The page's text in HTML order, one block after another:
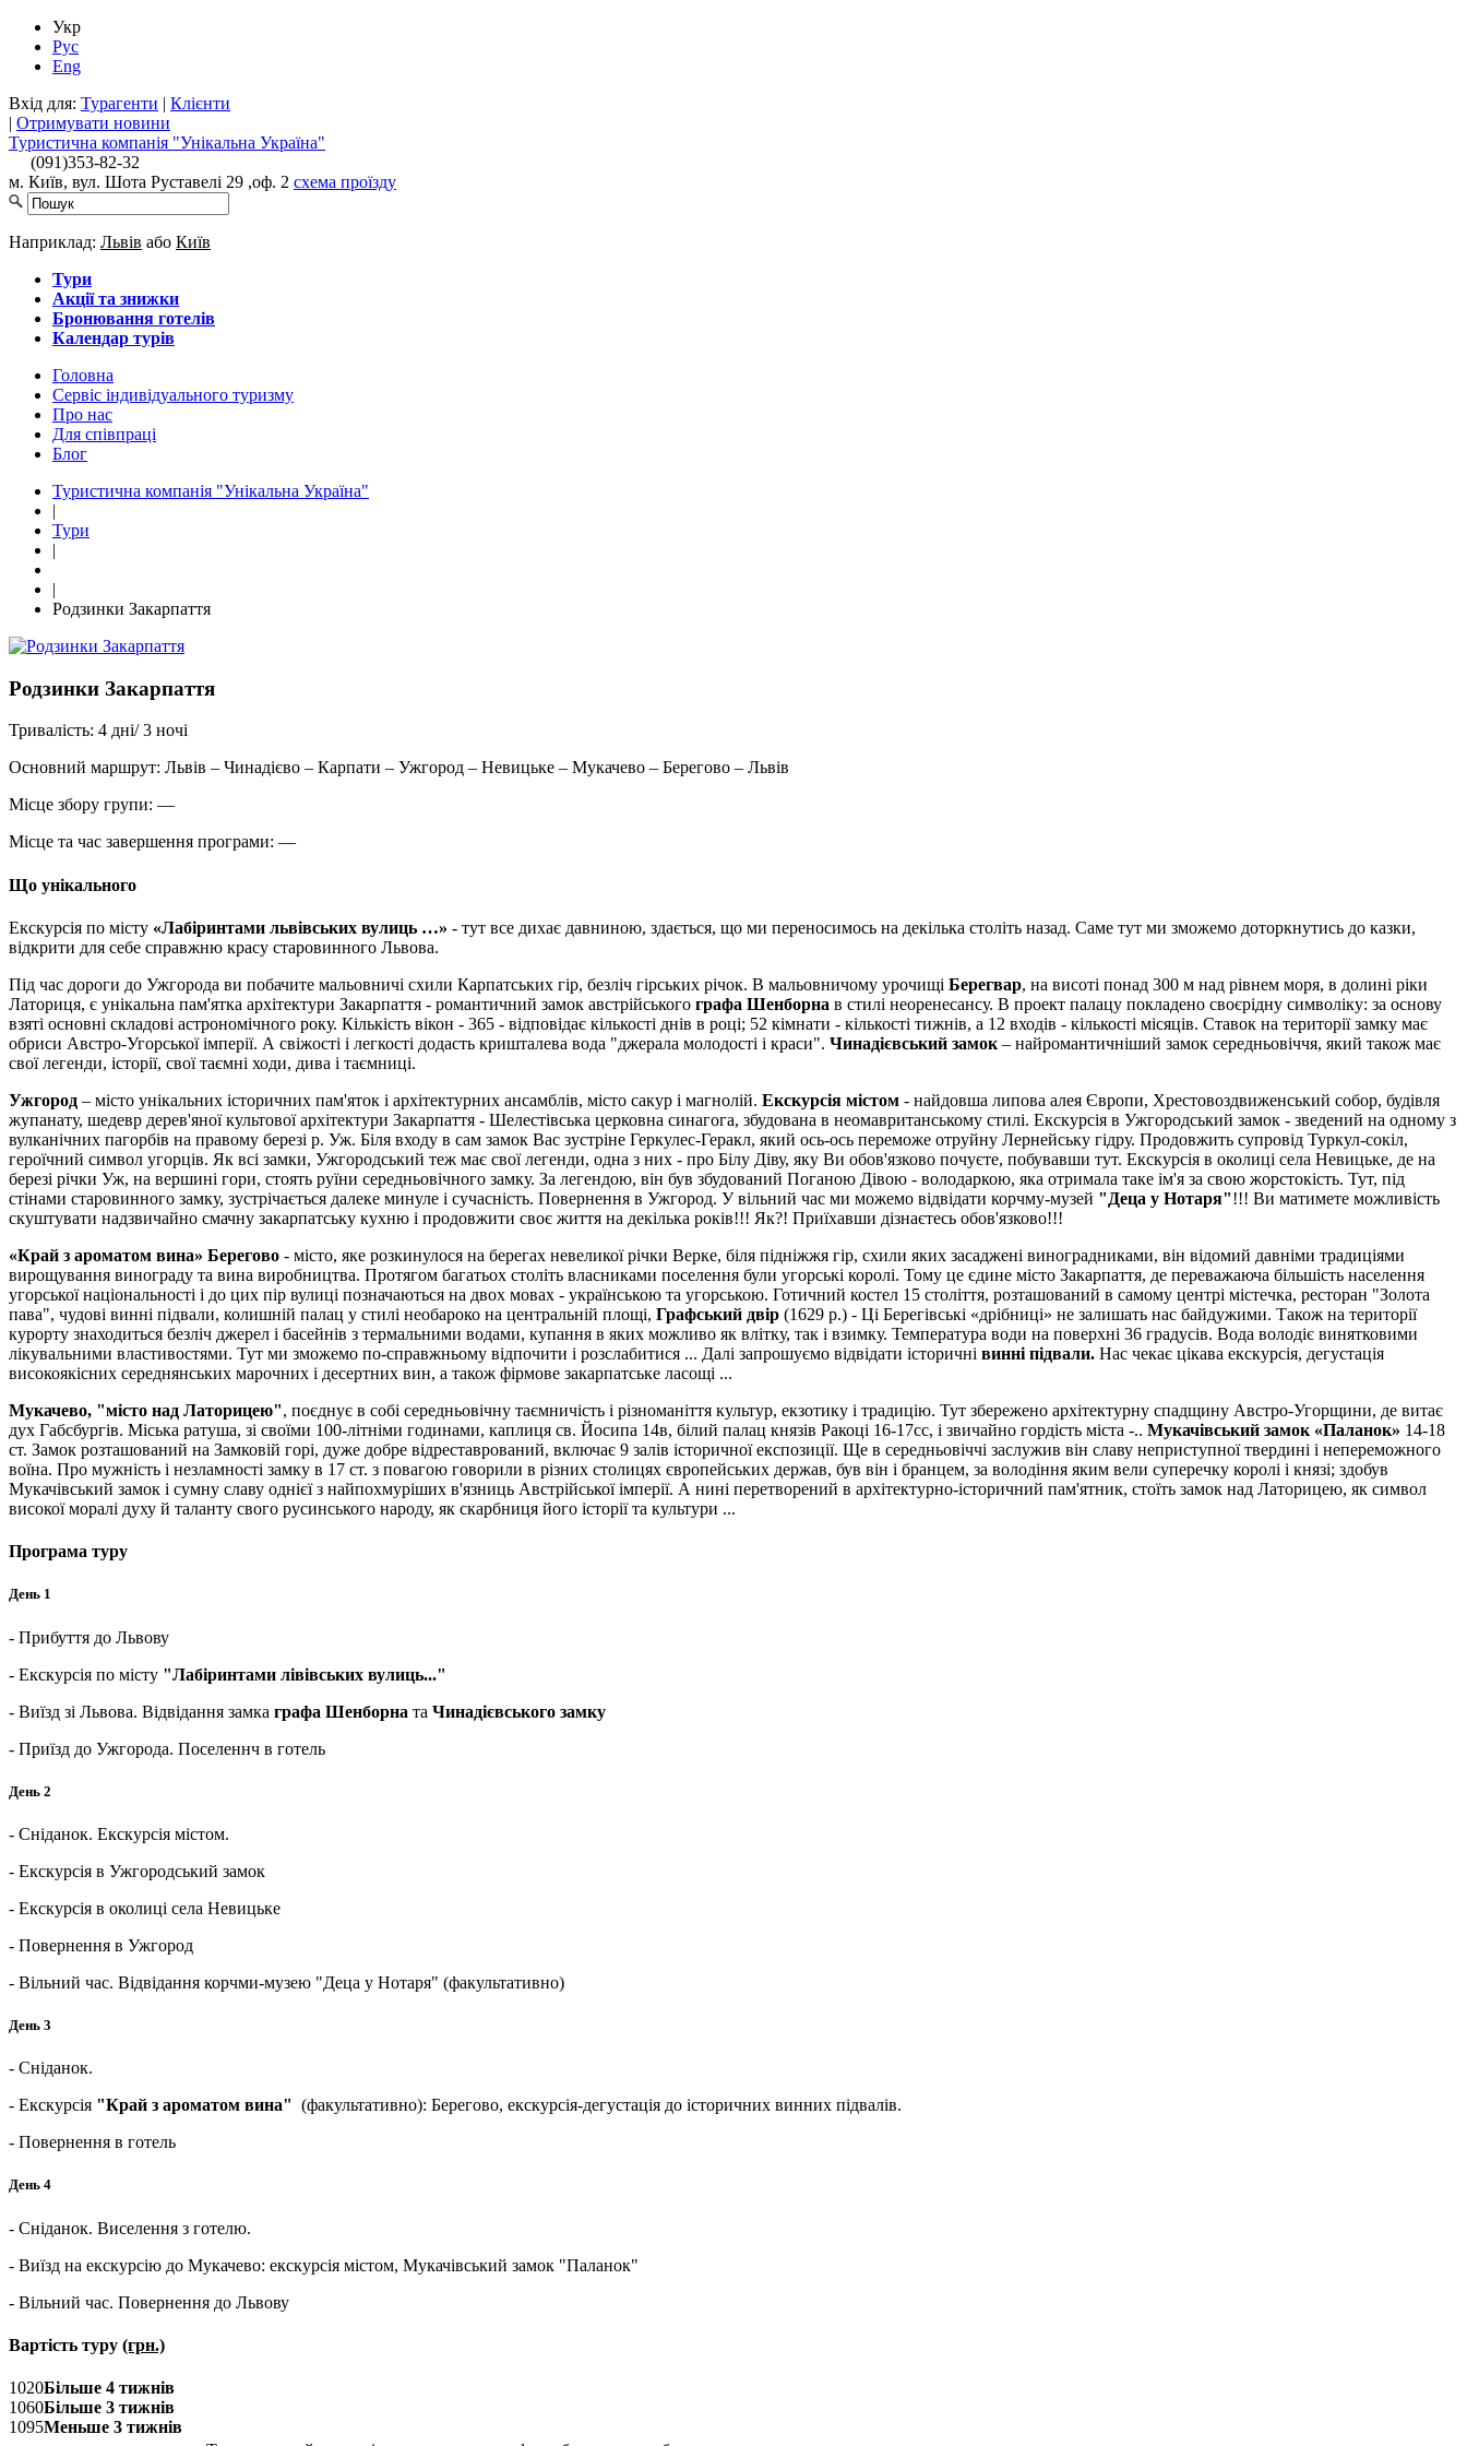
Укр
Рус
Eng
Вхід для: Турагенти | Клієнти
| Отримувати новини
Туристична компанія "Унікальна Україна"
(091)353-82-32
м. Київ, вул. Шота Руставелі 29 ,оф. 2 схема проїзду
Наприклад: Львів або Київ
Тури
Акції та знижки
Бронювання готелів
Календар турів
Головна
Сервіс індивідуального туризму
Про нас
Для cпівпраці
Блог
Туристична компанія "Унікальна Україна"
|
Тури
|
|
Родзинки Закарпаття
Родзинки Закарпаття
Тривалiсть: 4 дні/ 3 ночі
Основний маршрут: Львів – Чинадієво – Карпати – Ужгород – Невицьке – Мукачево – Берегово – Львів
Місце збору групи: —
Місце та час завершення програми: —
Що унікального
Екскурсія по місту «Лабіринтами львівських вулиць …» - тут все дихає давниною, здається, що ми переносимось на декілька століть назад. Саме тут ми зможемо доторкнутись до казки,
відкрити для себе справжню красу старовинного Львова.
Під час дороги до Ужгорода ви побачите мальовничі схили Карпатських гір, безліч гірських річок. В мальовничому урочищі Берегвар, на висоті понад 300 м над рівнем моря, в долині ріки
Латориця, є унікальна пам'ятка архітектури Закарпаття - романтичний замок австрійського графа Шенборна в стилі неоренесансу. В проект палацу покладено своєрідну символіку: за основу
взяті основні складові астрономічного року. Кількість вікон - 365 - відповідає кількості днів в році; 52 кімнати - кількості тижнів, а 12 входів - кількості місяців. Ставок на території замку має
обриси Австро-Угорської імперії. А свіжості і легкості додасть кришталева вода "джерала молодості і краси". Чинадієвський замок – найромантичніший замок середньовіччя, який також має
свої легенди, історії, свої таємні ходи, дива і таємниці.
Ужгород – місто унікальних історичних пам'яток і архітектурних ансамблів, місто сакур і магнолій. Екскурсія містом - найдовша липова алея Європи, Хрестовоздвиженський собор, будівля
жупанату, шедевр дерев'яної культової архітектури Закарпаття - Шелестівська церковна синагога, збудована в неомавританському стилі. Екскурсія в Ужгородський замок - зведений на одному з
вулканічних пагорбів на правому березі р. Уж. Біля входу в сам замок Вас зустріне Геркулес-Геракл, який ось-ось переможе отруйну Лернейську гідру. Продовжить супровід Туркул-сокіл,
героїчний символ угорців. Як всі замки, Ужгородський теж має свої легенди, одна з них - про Білу Діву, яку Ви обов'язково почуєте, побувавши тут. Екскурсія в околиці села Невицьке, де на
березі річки Уж, на вершині гори, стоять руїни середньовічного замку. За легендою, він був збудований Поганою Дівою - володаркою, яка отримала таке ім'я за свою жорстокість. Тут, під
стінами старовинного замку, зустрічається далеке минуле і сучасність. Повернення в Ужгород. У вільний час ми можемо відвідати корчму-музей "Деца у Нотаря"!!! Ви матимете можливість
скуштувати надзвичайно смачну закарпатську кухню і продовжити своє життя на декілька років!!! Як?! Приїхавши дізнаєтесь обов'язково!!!
«Край з ароматом вина» Берегово - місто, яке розкинулося на берегах невеликої річки Верке, біля підніжжя гір, схили яких засаджені виноградниками, він відомий давніми традиціями
вирощування винограду та вина виробництва. Протягом багатьох століть власниками поселення були угорські королі. Тому це єдине місто Закарпаття, де переважаюча більшість населення
угорської національності і до цих пір вулиці позначаються на двох мовах - українською та угорською. Готичний костел 15 століття, розташований в самому центрі містечка, ресторан "Золота
пава", чудові винні підвали, колишній палац у стилі необароко на центральній площі, Графський двір (1629 р.) - Ці Берегівські «дрібниці» не залишать нас байдужими. Також на території
курорту знаходиться безліч джерел і басейнів з термальними водами, купання в яких можливо як влітку, так і взимку. Температура води на поверхні 36 градусів. Вода володіє винятковими
лікувальними властивостями. Тут ми зможемо по-справжньому відпочити і розслабитися ... Далі запрошуємо відвідати історичні винні підвали. Нас чекає цікава екскурсія, дегустація
високоякісних середнянських марочних і десертних вин, а також фірмове закарпатське ласощі ...
Мукачево, "місто над Латорицею", поєднує в собі середньовічну таємничість і різноманіття культур, екзотику і традицію. Тут збережено архітектурну спадщину Австро-Угорщини, де витає
дух Габсбургів. Міська ратуша, зі своїми 100-літніми годинами, каплиця св. Йосипа 14в, білий палац князів Ракоці 16-17сс, і звичайно гордість міста -.. Мукачівський замок «Паланок» 14-18
ст. Замок розташований на Замковій горі, дуже добре відреставрований, включає 9 залів історичної експозиції. Ще в середньовіччі заслужив він славу неприступної твердині і непереможного
воїна. Про мужність і незламності замку в 17 ст. з повагою говорили в різних столицях європейських держав, був він і бранцем, за володіння яким вели суперечку королі і князі; здобув
Мукачівський замок і сумну славу однієї з найпохмуріших в'язниць Австрійської імперії. А нині перетворений в архітектурно-історичний пам'ятник, стоїть замок над Латорицею, як символ
високої моралі духу й таланту свого русинського народу, як скарбниця його історії та культури ...
Програма туру
День 1
- Прибуття до Львову
- Екскурсія по місту "Лабіринтами лівівських вулиць..."
- Виїзд зі Львова. Відвідання замка графа Шенборна та Чинадієвського замку
- Приїзд до Ужгорода. Поселеннч в готель
День 2
- Сніданок. Екскурсія містом.
- Екскурсія в Ужгородський замок
- Екскурсія в околиці села Невицьке
- Повернення в Ужгород
- Вільний час. Відвідання корчми-музею "Деца у Нотаря" (факультативно)
День 3
- Сніданок.
- Екскурсія "Край з ароматом вина" (факультативно): Берегово, екскурсія-дегустація до історичних винних підвалів.
- Повернення в готель
День 4
- Сніданок. Виселення з готелю.
- Виїзд на екскурсію до Мукачево: екскурсія містом, Мукачівський замок "Паланок"
- Вільний час. Повернення до Львову
Вартість туру (грн.)
1020Більше 4 тижнів
1060Більше 3 тижнів
1095Меньше 3 тижнів